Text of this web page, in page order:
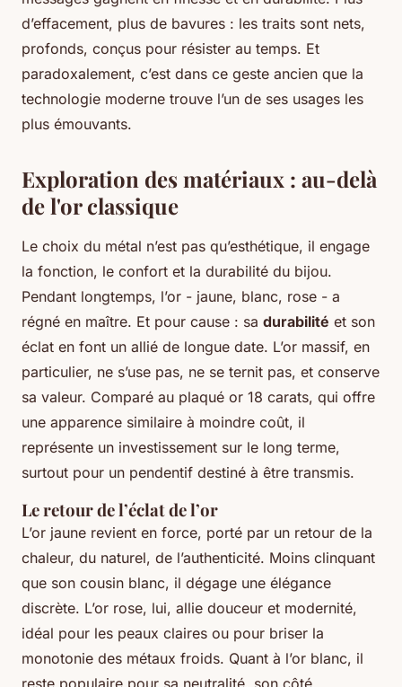
d’effacement, plus de bavures : les traits sont nets,
profonds, conçus pour résister au temps. Et
paradoxalement, c’est dans ce geste ancien que la
technologie moderne trouve l’un de ses usages les
plus émouvants.
Exploration des matériaux : au-delà
de l'or classique
Le choix du métal n’est pas qu’esthétique, il engage
la fonction, le confort et la durabilité du bijou.
Pendant longtemps, l’or - jaune, blanc, rose - a
régné en maître. Et pour cause : sa durabilité et son
éclat en font un allié de longue date. L’or massif, en
particulier, ne s’use pas, ne se ternit pas, et conserve
sa valeur. Comparé au plaqué or 18 carats, qui offre
une apparence similaire à moindre coût, il
représente un investissement sur le long terme,
surtout pour un pendentif destiné à être transmis.
Le retour de l’éclat de l’or
L’or jaune revient en force, porté par un retour de la
chaleur, du naturel, de l’authenticité. Moins clinquant
que son cousin blanc, il dégage une élégance
discrète. L’or rose, lui, allie douceur et modernité,
idéal pour les peaux claires ou pour briser la
monotonie des métaux froids. Quant à l’or blanc, il
reste populaire pour sa neutralité, son côté